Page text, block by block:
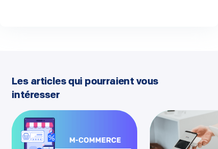
Les articles qui pourraient vous
intéresser